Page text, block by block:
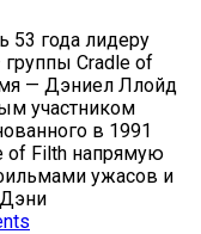
53 года лидеру
группы Cradle of
— Дэниел Ллойд
участником
в 1991
of Filth напрямую
ужасов и
Дэни